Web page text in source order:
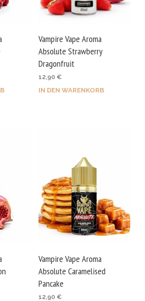
Vampire Vape Aroma
Absolute Strawberry
Dragonfruit
12,90 €
IN DEN WARENKORB
Vampire Vape Aroma
Absolute Caramelised
Pancake
12,90 €